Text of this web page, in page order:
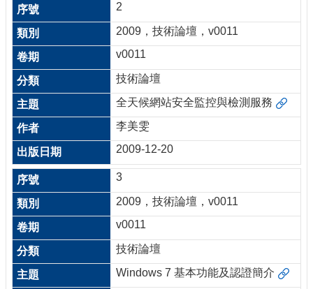
技
術
論
壇
產
業
專
欄
2
2009，技術論壇，v0011
v0011
技術論壇
全天候網站安全監控與檢測服務
李美雯
2009-12-20
3
2009，技術論壇，v0011
v0011
技術論壇
Windows 7 基本功能及認證簡介